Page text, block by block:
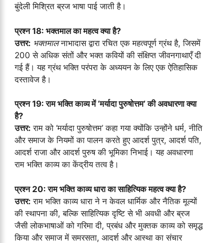
बुंदेली मिश्रित ब्रज भाषा पाई जाती है।
प्रश्न 18: भक्तमाल का महत्व क्या है?
उत्तर: भक्तमालनाभादास द्वारा रचित एक महत्वपूर्ण ग्रंथ है, जिसमें
200 से अधिक संतों और भक्त कवियों की संक्षिप्त जीवनगाथाएँ दी
गई हैं। यह ग्रंथ भक्ति परंपरा के अध्ययन के लिए एक ऐतिहासिक
दस्तावेज है।
प्रश्न 19: राम भक्ति काव्य में ‘मर्यादा पुरुषोत्तम’ की अवधारणा क्या
है?
उत्तर: राम को ‘मर्यादा पुरुषोत्तम’ कहा गया क्योंकि उन्होंने धर्म, नीति
और समाज के नियमों का पालन करते हुए आदर्श पुत्र, आदर्श पति,
आदर्श राजा और आदर्श पुरुष की भूमिका निभाई। यह अवधारणा
राम भक्ति काव्य का केंद्रीय तत्व है।
प्रश्न 20: राम भक्ति काव्य धारा का साहित्यिक महत्व क्या है?
उत्तर: राम भक्ति काव्य धारा ने न केवल धार्मिक और नैतिक मूल्यों
की स्थापना की, बल्कि साहित्यिक दृष्टि से भी अवधी और ब्रज
जैसी लोकभाषाओं को गरिमा दी, प्रबंध और मुक्तक काव्य को समृद्ध
किया और समाज में समरसता, आदर्श और आस्था का संचार